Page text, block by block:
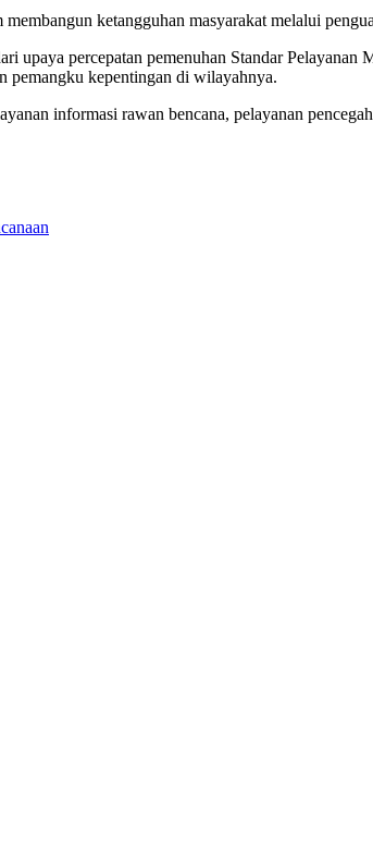
ketangguhan masyarakat melalui
percepatan pemenuhan Standar
pemangku kepentingan di wilayahnya.
informasi rawan bencana, pelayanan